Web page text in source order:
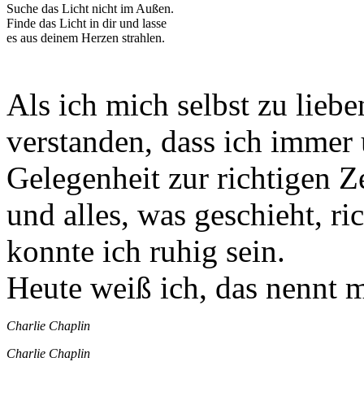
Suche das Licht nicht im Außen.
Finde das Licht in dir und lasse
es aus deinem Herzen strahlen.
Als ich mich selbst zu
verstanden, dass ich
Gelegenheit zur richtigen
und alles, was geschieht,
konnte ich ruhig sein.
Heute weiß ich, das nennt
Charlie Chaplin
Charlie Chaplin